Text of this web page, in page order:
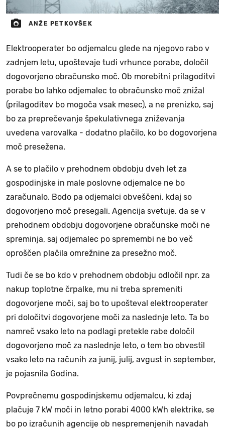
ANŽE PETKOVŠEK
Elektrooperater bo odjemalcu glede na njegovo rabo v
zadnjem letu, upoštevaje tudi vrhunce porabe, določil
dogovorjeno obračunsko moč. Ob morebitni prilagoditvi
porabe bo lahko odjemalec to obračunsko moč znižal
(prilagoditev bo mogoča vsak mesec), a ne prenizko, saj
bo za preprečevanje špekulativnega zniževanja
uvedena varovalka - dodatno plačilo, ko bo dogovorjena
moč presežena.
A se to plačilo v prehodnem obdobju dveh let za
gospodinjske in male poslovne odjemalce ne bo
zaračunalo. Bodo pa odjemalci obveščeni, kdaj so
dogovorjeno moč presegali. Agencija svetuje, da se v
prehodnem obdobju dogovorjene obračunske moči ne
spreminja, saj odjemalec po spremembi ne bo več
oproščen plačila omrežnine za presežno moč.
Tudi če se bo kdo v prehodnem obdobju odločil npr. za
nakup toplotne črpalke, mu ni treba spremeniti
dogovorjene moči, saj bo to upošteval elektrooperater
pri določitvi dogovorjene moči za naslednje leto. Ta bo
namreč vsako leto na podlagi pretekle rabe določil
dogovorjeno moč za naslednje leto, o tem bo obvestil
vsako leto na računih za junij, julij, avgust in september,
je pojasnila Godina.
Povprečnemu gospodinjskemu odjemalcu, ki zdaj
plačuje 7 kW moči in letno porabi 4000 kWh elektrike, se
bo po izračunih agencije ob nespremenjenih navadah